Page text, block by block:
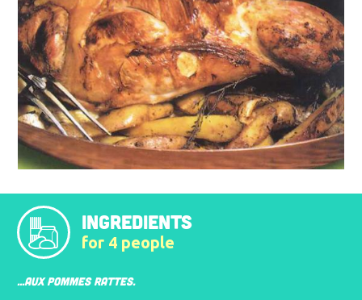
INGREDIENTS
for 4 people
...AUX POMMES RATTES.